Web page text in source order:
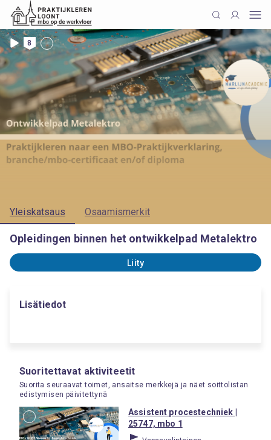
8
Yleiskatsaus Osaamismerkit
Opleidingen binnen het ontwikkelpad Metalektro
Liity
Lisätiedot
Suoritettavat aktiviteetit
Suorita seuraavat toimet, ansaitse merkkejä ja näet soittolistan
edistymisen päivitettynä
Assistent procestechniek |
25747, mbo 1